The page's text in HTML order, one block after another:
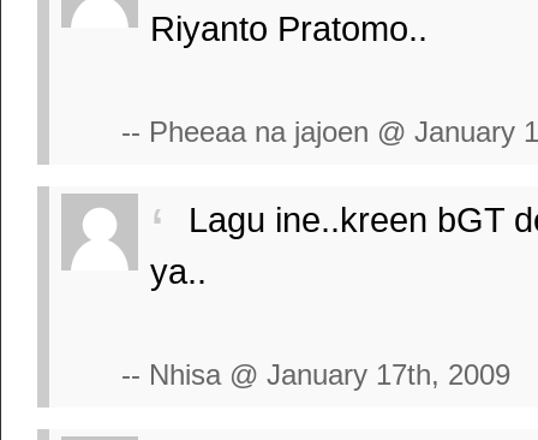
Riyanto Pratomo..
-- Pheeaa na jajoen @ January
Lagu ine..kreen bGT
ya..
-- Nhisa @ January 17th, 2009